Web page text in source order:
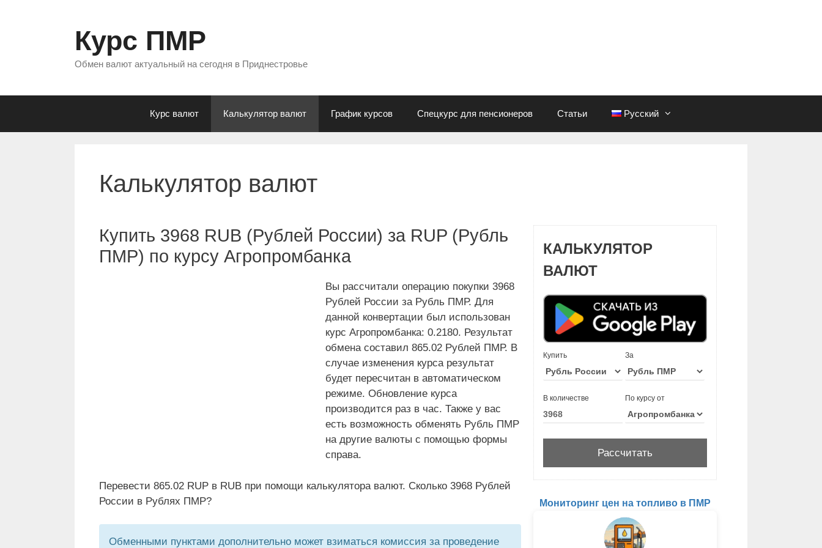
Курс ПМР
Обмен валют актуальный на сегодня в Приднестровье
Курс валют Калькулятор валют График курсов Спецкурс для пенсионеров Статьи Русский
Калькулятор валют
Купить 3968 RUB (Рублей России) за RUP (Рубль
ПМР) по курсу Агропромбанка
Вы рассчитали операцию покупки 3968
Рублей России за Рубль ПМР. Для
данной конвертации был использован
курс Агропромбанка: 0.2180. Результат
обмена составил 865.02 Рублей ПМР. В
случае изменения курса результат
будет пересчитан в автоматическом
режиме. Обновление курса
производится раз в час. Также у вас
есть возможность обменять Рубль ПМР
на другие валюты с помощью формы
справа.
Перевести 865.02 RUP в RUB при помощи калькулятора валют. Сколько 3968 Рублей
России в Рублях ПМР?
Обменными пунктами дополнительно может взиматься комиссия за проведение
КАЛЬКУЛЯТОР
ВАЛЮТ
Купить За
В количестве По курсу от
Мониторинг цен на топливо в ПМР